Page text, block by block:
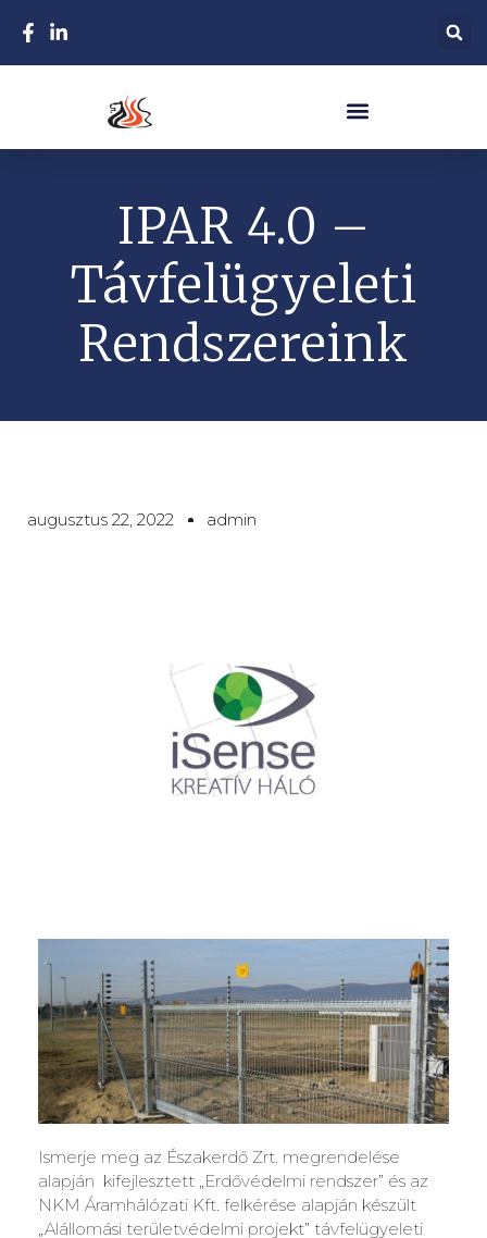
IPAR 4.0 –
Távfelügyeleti
Rendszereink
augusztus 22, 2022 admin
Ismerje meg az Északerdő Zrt. megrendelése
alapján kifejlesztett „Erdővédelmi rendszer” és az
NKM Áramhálózati Kft. felkérése alapján készült
„Alállomási területvédelmi projekt” távfelügyeleti